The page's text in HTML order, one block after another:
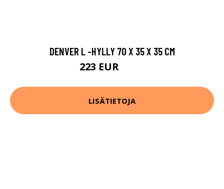
DENVER L -HYLLY 70 X 35 X 35 CM
223 EUR
LISÄTIETOJA